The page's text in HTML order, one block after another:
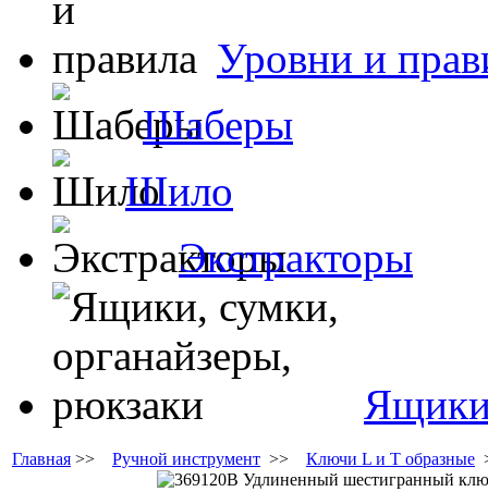
Уровни и
Шаберы
Шило
Экстракторы
Главная >> Ручной инструмент >> Ключи L и T образные